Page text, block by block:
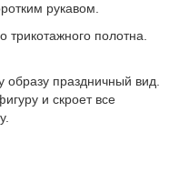
рукавом.
трикотажного полотна.
праздничный вид.
и скроет все